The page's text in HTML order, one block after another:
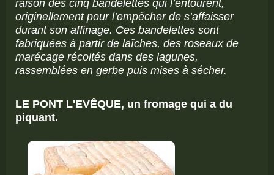
raison des cinq bandelettes qui l’entourent,
originellement pour l’empêcher de s’affaisser
durant son affinage. Ces bandelettes sont
fabriquées à partir de laîches, des roseaux de
marécage récoltés dans des lagunes,
rassemblées en gerbe puis mises à sécher.
LE PONT L'EVÊQUE, un fromage qui a du
piquant.